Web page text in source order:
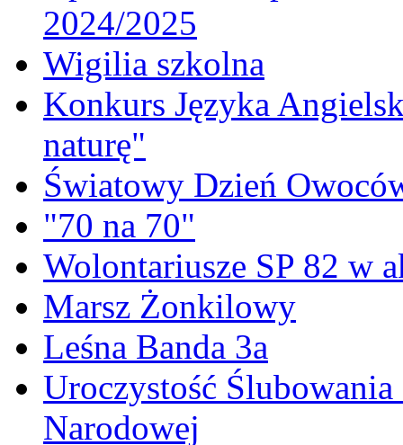
2024/2025
Wigilia szkolna
Konkurs Języka
naturę"
Światowy Dzień
"70 na 70"
Wolontariusze SP 82 w
Marsz Żonkilowy
Leśna Banda 3a
Uroczystość
Narodowej